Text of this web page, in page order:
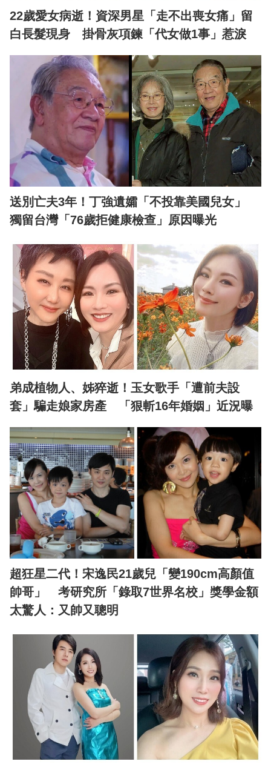
22歲愛女病逝！資深男星「走不出喪女痛」留
白長髮現身 掛骨灰項鍊「代女做1事」惹淚
送別亡夫3年！丁強遺孀「不投靠美國兒女」
獨留台灣「76歲拒健康檢查」原因曝光
弟成植物人、姊猝逝！玉女歌手「遭前夫設
套」騙走娘家房產 「狠斬16年婚姻」近況曝
超狂星二代！宋逸民21歲兒「變190cm高顏值
帥哥」 考研究所「錄取7世界名校」獎學金額
太驚人：又帥又聰明